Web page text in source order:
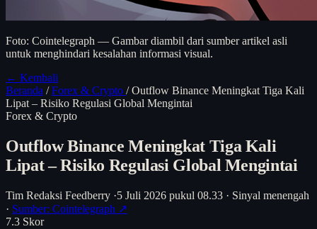
Foto: Cointelegraph — Gambar diambil dari sumber artikel asli
untuk menghindari kesalahan informasi visual.
← Kembali
Beranda / Forex & Crypto / Outflow Binance Meningkat Tiga Kali
Lipat – Risiko Regulasi Global Mengintai
Forex & Crypto
Outflow Binance Meningkat Tiga Kali
Lipat – Risiko Regulasi Global Mengintai
Tim Redaksi Feedberry ·5 Juli 2026 pukul 08.33 · Sinyal menengah
· Sumber: Cointelegraph ↗
7.3 Skor